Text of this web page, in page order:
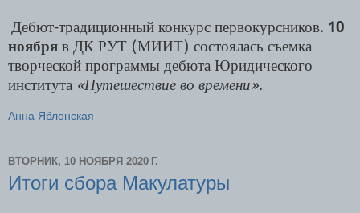
Дебют-традиционный конкурс первокурсников. 10
ноябряв ДК РУТ (МИИТ) состоялась съемка
творческой программы дебюта Юридического
института «Путешествие во времени».
Анна Яблонская
ВТОРНИК, 10 НОЯБРЯ 2020 Г.
Итоги сбора Макулатуры